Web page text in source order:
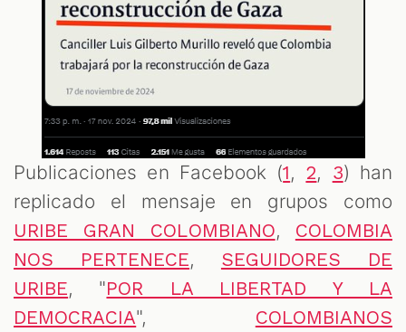
Publicaciones en Facebook (1, 2, 3) han
replicado el mensaje en grupos como
URIBE GRAN COLOMBIANO, COLOMBIA
NOS PERTENECE, SEGUIDORES DE
URIBE, "POR LA LIBERTAD Y LA
DEMOCRACIA", COLOMBIANOS